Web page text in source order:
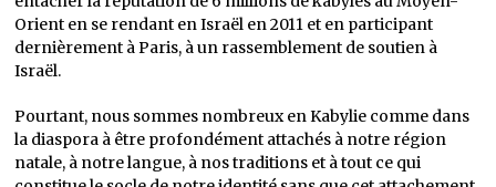
Orient en se rendant en Israël en 2011 et en participant
dernièrement à Paris, à un rassemblement de soutien à
Israël.
Pourtant, nous sommes nombreux en Kabylie comme dans
la diaspora à être profondément attachés à notre région
natale, à notre langue, à nos traditions et à tout ce qui